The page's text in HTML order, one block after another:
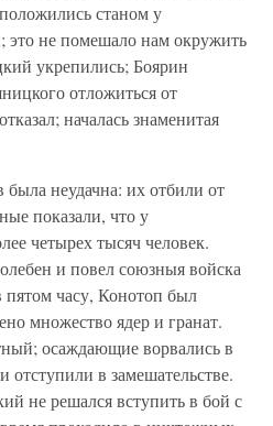
станом у
это не помешало нам окружить
укрепились; Боярин
отложиться от
началась знаменитая
неудачна: их отбили от
показали, что у
четырех тысяч человек.
и повел союзныя войска
пятом часу, Конотоп был
множество ядер и гранат.
осаждающие ворвались в
в замешательстве.
не решался вступить в бой с